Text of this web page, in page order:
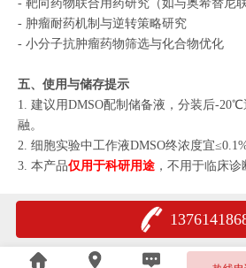
- 靶向药物联合用药研究（如与奥希替尼联
- 肿瘤耐药机制与逆转策略研究
- 小分子抗肿瘤药物筛选与化合物优化
五、使用与储存提示
1. 建议用DMSO配制储备液，分装后-
融。
2. 细胞实验中工作液DMSO终浓度宜
3. 本产品仅用于科研用途 ，不用于临床诊